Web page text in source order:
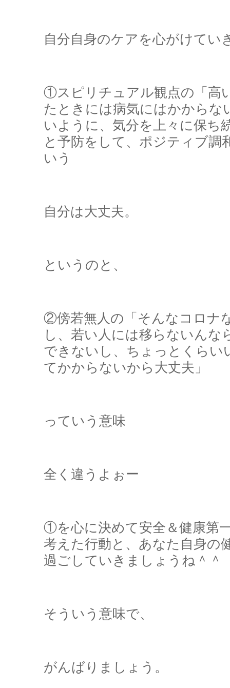
自分自身のケアを心がけてい
①スピリチュアル観点の「高
たときには病気にはかからな
いように、気分を上々に保ち
と予防をして、ポジティブ調
いう
自分は大丈夫。
というのと、
②傍若無人の「そんなコロナ
し、若い人には移らないんな
できないし、ちょっとくらい
てかからないから大丈夫」
っていう意味
全く違うよぉー
①を心に決めて安全＆健康第
考えた行動と、あなた自身の
過ごしていきましょうね＾＾
そういう意味で、
がんばりましょう。